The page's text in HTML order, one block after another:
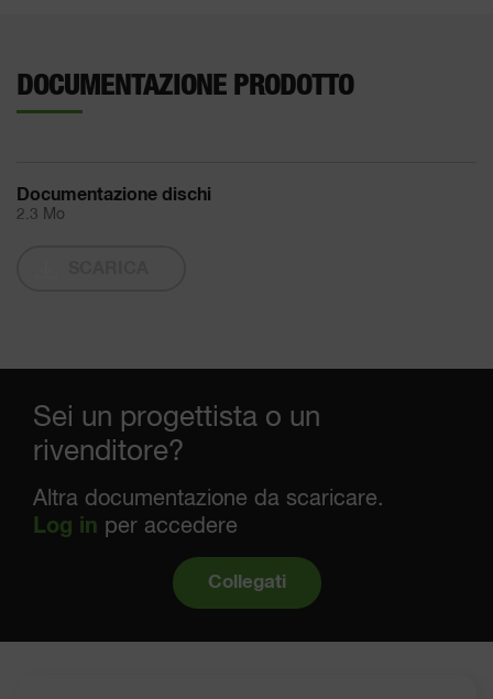
DOCUMENTAZIONE PRODOTTO
Documentazione dischi
2.3 Mo
Sei un progettista o un
rivenditore?
Altra documentazione da scaricare.
Log in per accedere
Collegati